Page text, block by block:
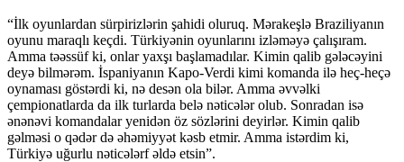
“İlk oyunlardan sürpirizlərin şahidi oluruq. Mərakeşlə Braziliyanın
oyunu maraqlı keçdi. Türkiyənin oyunlarını izləməyə çalışıram.
Amma təəssüf ki, onlar yaxşı başlamadılar. Kimin qalib gələcəyini
deyə bilmərəm. İspaniyanın Kapo-Verdi kimi komanda ilə heç-heçə
oynaması göstərdi ki, nə desən ola bilər. Amma əvvəlki
çempionatlarda da ilk turlarda belə nəticələr olub. Sonradan isə
ənənəvi komandalar yenidən öz sözlərini deyirlər. Kimin qalib
gəlməsi o qədər də əhəmiyyət kəsb etmir. Amma istərdim ki,
Türkiyə uğurlu nəticələrf əldə etsin”.